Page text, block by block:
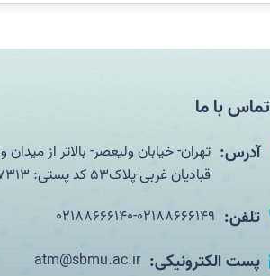
تماس با ما
آدرس: تهران- خیابان ولیعصر- بالاتر از
قبادیان غربی-پلاک53 کد پستی: 1968917313
تلفن: 02188666140-02188666149
پست الکترونیکی: atm@sbmu.ac.ir